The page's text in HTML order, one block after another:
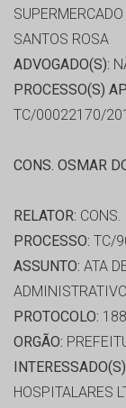
SANTOS ROSA
ADVOGADO(S):
PROCESSO(S)
TC/00022170/
CONS. OSMAR
RELATOR: CONS.
PROCESSO: TC/
ASSUNTO: ATA
PROTOCOLO:
ORGÃO:
HOSPITALARES